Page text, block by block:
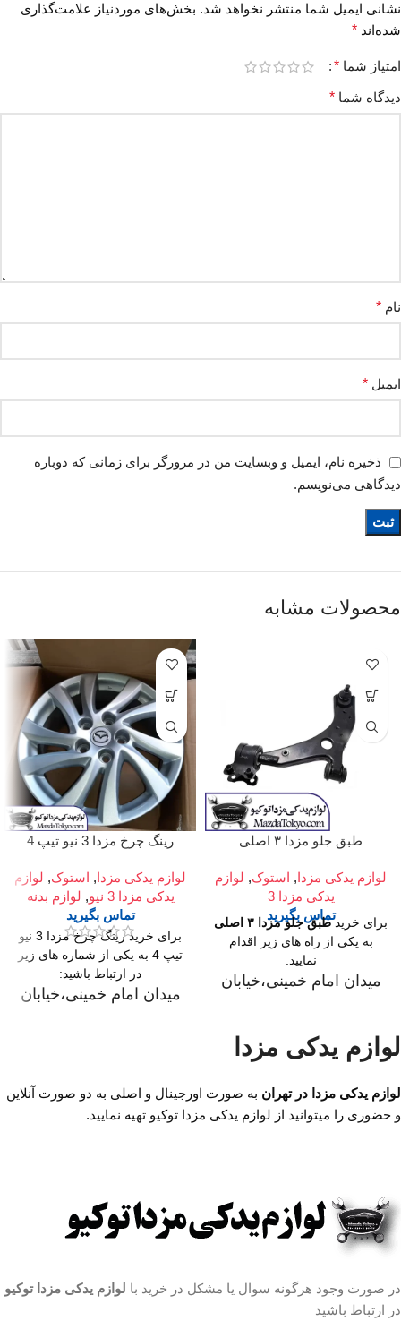
نشانی ایمیل شما منتشر نخواهد شد. بخش‌های موردنیاز علامت‌گذاری
شده‌اند *
امتیاز شما *
دیدگاه شما *
نام *
ایمیل *
ذخیره نام، ایمیل و وبسایت من در مرورگر برای زمانی که دوباره
دیدگاهی می‌نویسم.
محصولات مشابه
طبق جلو مزدا ۳ اصلی
لوازم یدکی مزدا, استوک, لوازم
یدکی مزدا 3
تماس بگیرید
برای خریدطبق جلو مزدا ۳ اصلی
به یکی از راه های زیر اقدام
نمایید.
میدان امام خمینی،خیابان
،مجتمع تجاری سپهر،طبقه
ساعت کار فروشگاهروزهای
رسمی ساعت 9 الی 19 پنجشنبه
۰۹۱۹۴۲۰۰۳۲۹
مشخصات طبق جلو مزدا ۳
محل نصب:جلوبندی
کشور سازنده:تایوان
تعداد در بسته بندی:1 عدد
رینگ چرخ مزدا 3 نیو تیپ 4
لوازم یدکی مزدا, استوک, لوازم
یدکی مزدا 3 نیو
, لوازم بدنه
تماس بگیرید
برای خرید رینگ چرخ مزدا 3 نیو
تیپ 4 به یکی از شماره های زیر
در ارتباط باشید:
میدان امام خمینی،خیابان
اول واحد F124
ساعت کار فروشگاه
۰۹۱۹۴۲۰۰۳۲۹
مشخصات رینگ مزدا
سایز
لوازم یدکی مزدا
لوازم یدکی مزدا در تهران به صورت اورجینال و اصلی به دو صورت آنلاین
و حضوری را میتوانید از لوازم یدکی مزدا توکیو تهیه نمایید.
در صورت وجود هرگونه سوال یا مشکل در خرید با لوازم یدکی مزدا توکیو
در ارتباط باشید